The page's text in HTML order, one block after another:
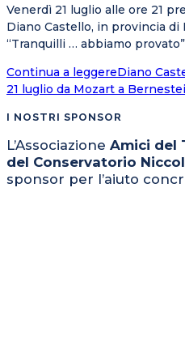
Venerdì 21 luglio alle ore 21
Diano Castello, in provincia
“Tranquilli … abbiamo
Continua a leggereDiano
21 luglio da Mozart a
I NOSTRI SPONSOR
L’Associazione Amici del
del Conservatorio
sponsor per l’aiuto